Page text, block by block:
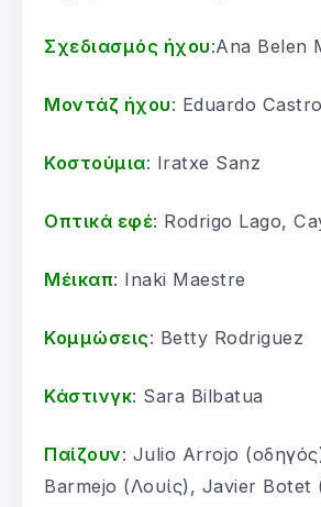
Σχεδιασμός ήχου:Ana Belen
Μοντάζ ήχου: Eduardo Castro
Κοστούμια: Iratxe Sanz
Οπτικά εφέ: Rodrigo Lago,
Μέικαπ: Inaki Maestre
Κομμώσεις: Betty Rodriguez
Κάστινγκ: Sara Bilbatua
Παίζουν: Julio Arrojo
Barmejo (Λουίς), Javier Botet